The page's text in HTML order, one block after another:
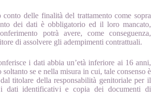
delle finalità del trattamento come sopra
dei dati è obbligatorio ed il loro mancato,
potrà avere, come conseguenza,
di assolvere gli adempimenti contrattuali.
i dati abbia un’età inferiore ai 16 anni,
soltanto se e nella misura in cui, tale consenso è
titolare della responsabilità genitoriale per il
dati identificativi e copia dei documenti di